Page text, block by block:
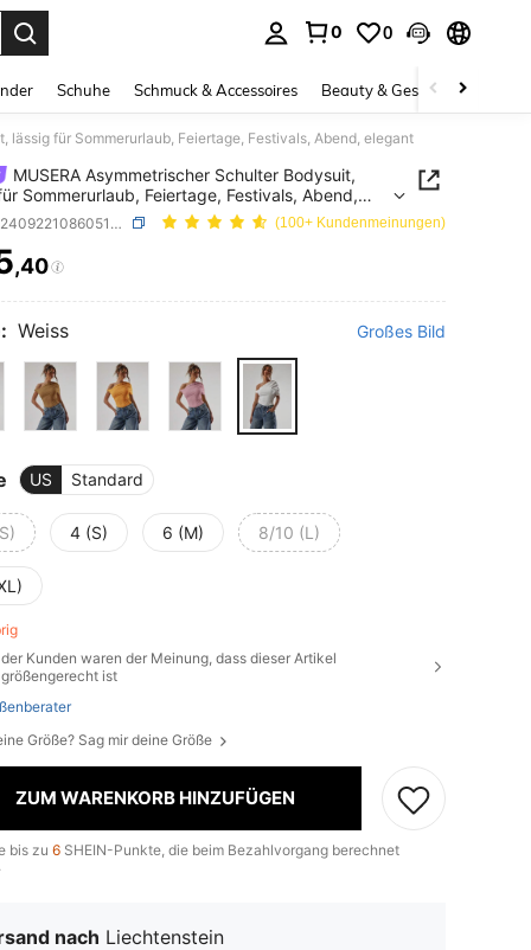
0 0
Schuhe Schmuck & Accessoires Beauty & Gesundheit
lässig für Sommerurlaub, Feiertage, Festivals, Abend, elegant
MUSERA Asymmetrischer Schulter Bodysuit,
Sommerurlaub, Feiertage, Festivals, Abend,
SKU: sz2409221086051914 (100+ Kundenmeinungen)
AND AVAILABILITY
,40
Weiss Großes Bild
US Standard
4 (S) 6 (M) 8/10 (L)
der Kunden waren der Meinung, dass dieser Artikel
größengerecht ist
Größe? Sag mir deine Größe
ZUM WARENKORB HINZUFÜGEN
bis zu 6 SHEIN-Punkte, die beim Bezahlvorgang berechnet
nach Liechtenstein